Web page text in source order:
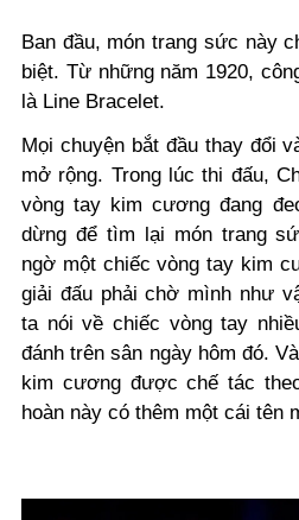
Ban đầu, món trang sức này
biệt. Từ những năm 1920,
là Line Bracelet.
Mọi chuyện bắt đầu thay đổi
mở rộng. Trong lúc thi đấu,
vòng tay kim cương đang
dừng để tìm lại món trang
ngờ một chiếc vòng tay kim
giải đấu phải chờ mình như
ta nói về chiếc vòng tay
đánh trên sân ngày hôm đó.
kim cương được chế tác
hoàn này có thêm một cái tên